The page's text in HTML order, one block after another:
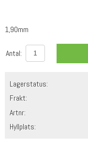
1,90mm
Antal:
Lagerstatus:
Frakt:
Artnr:
Hyllplats: